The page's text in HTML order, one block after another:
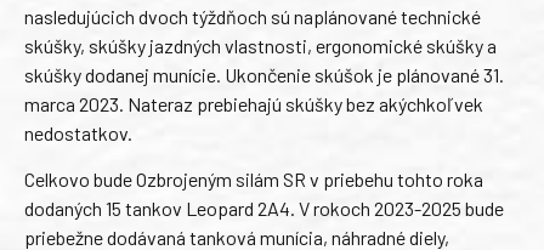
nasledujúcich dvoch týždňoch sú naplánované technické
skúšky, skúšky jazdných vlastnosti, ergonomické skúšky a
skúšky dodanej munície. Ukončenie skúšok je plánované 31.
marca 2023. Nateraz prebiehajú skúšky bez akýchkoľvek
nedostatkov.
Celkovo bude Ozbrojeným silám SR v priebehu tohto roka
dodaných 15 tankov Leopard 2A4. V rokoch 2023-2025 bude
priebežne dodávaná tanková munícia, náhradné diely,